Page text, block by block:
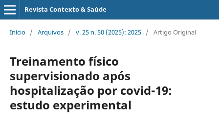
Revista Contexto & Saúde
Início / Arquivos / v. 25 n. 50 (2025): 2025 / Artigo Original
Treinamento físico
supervisionado após
hospitalização por covid-19:
estudo experimental